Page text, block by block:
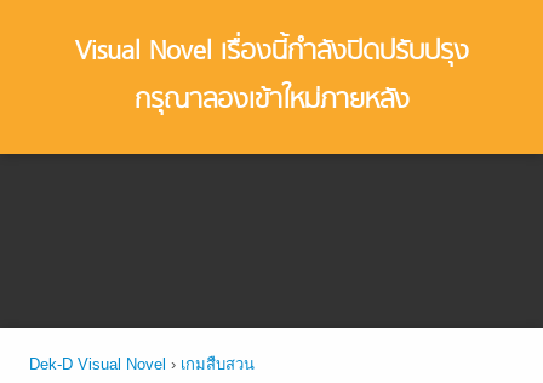
Visual Novel เรื่องนี้กำลังปิดปรับปรุง
กรุณาลองเข้าใหม่ภายหลัง
Dek-D Visual Novel › เกมสืบสวน